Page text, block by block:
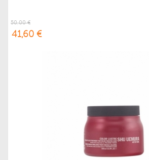
50,00 €
41,60 €